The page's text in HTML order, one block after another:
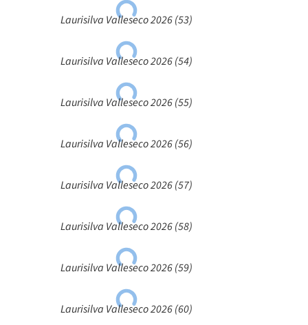
Laurisilva Valleseco 2026 (53)
Laurisilva Valleseco 2026 (54)
Laurisilva Valleseco 2026 (55)
Laurisilva Valleseco 2026 (56)
Laurisilva Valleseco 2026 (57)
Laurisilva Valleseco 2026 (58)
Laurisilva Valleseco 2026 (59)
Laurisilva Valleseco 2026 (60)